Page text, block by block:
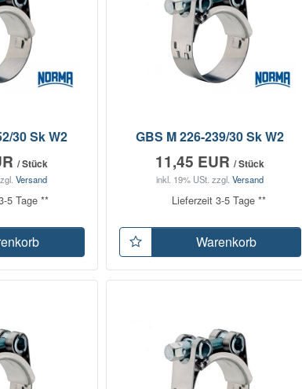
30 Sk W2
/ Stück
Versand
5 Tage **
GBS M 226-239/30 Sk W2
11,45 EUR/ Stück
inkl. 19% USt. zzgl.Versand
Lieferzeit 3-5 Tage **
Warenkorb